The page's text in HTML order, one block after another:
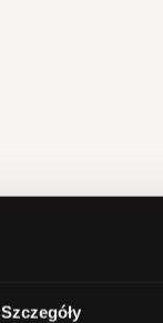
Szczegóły